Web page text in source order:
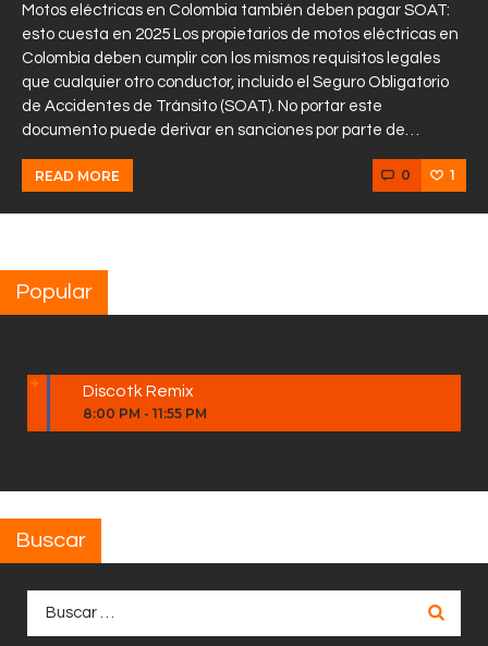
Motos eléctricas en Colombia también deben pagar SOAT:
esto cuesta en 2025 Los propietarios de motos eléctricas en
Colombia deben cumplir con los mismos requisitos legales
que cualquier otro conductor, incluido el Seguro Obligatorio
de Accidentes de Tránsito (SOAT). No portar este
documento puede derivar en sanciones por parte de…
READ MORE 0 1
Popular
Discotk Remix
8:00 PM - 11:55 PM
Buscar